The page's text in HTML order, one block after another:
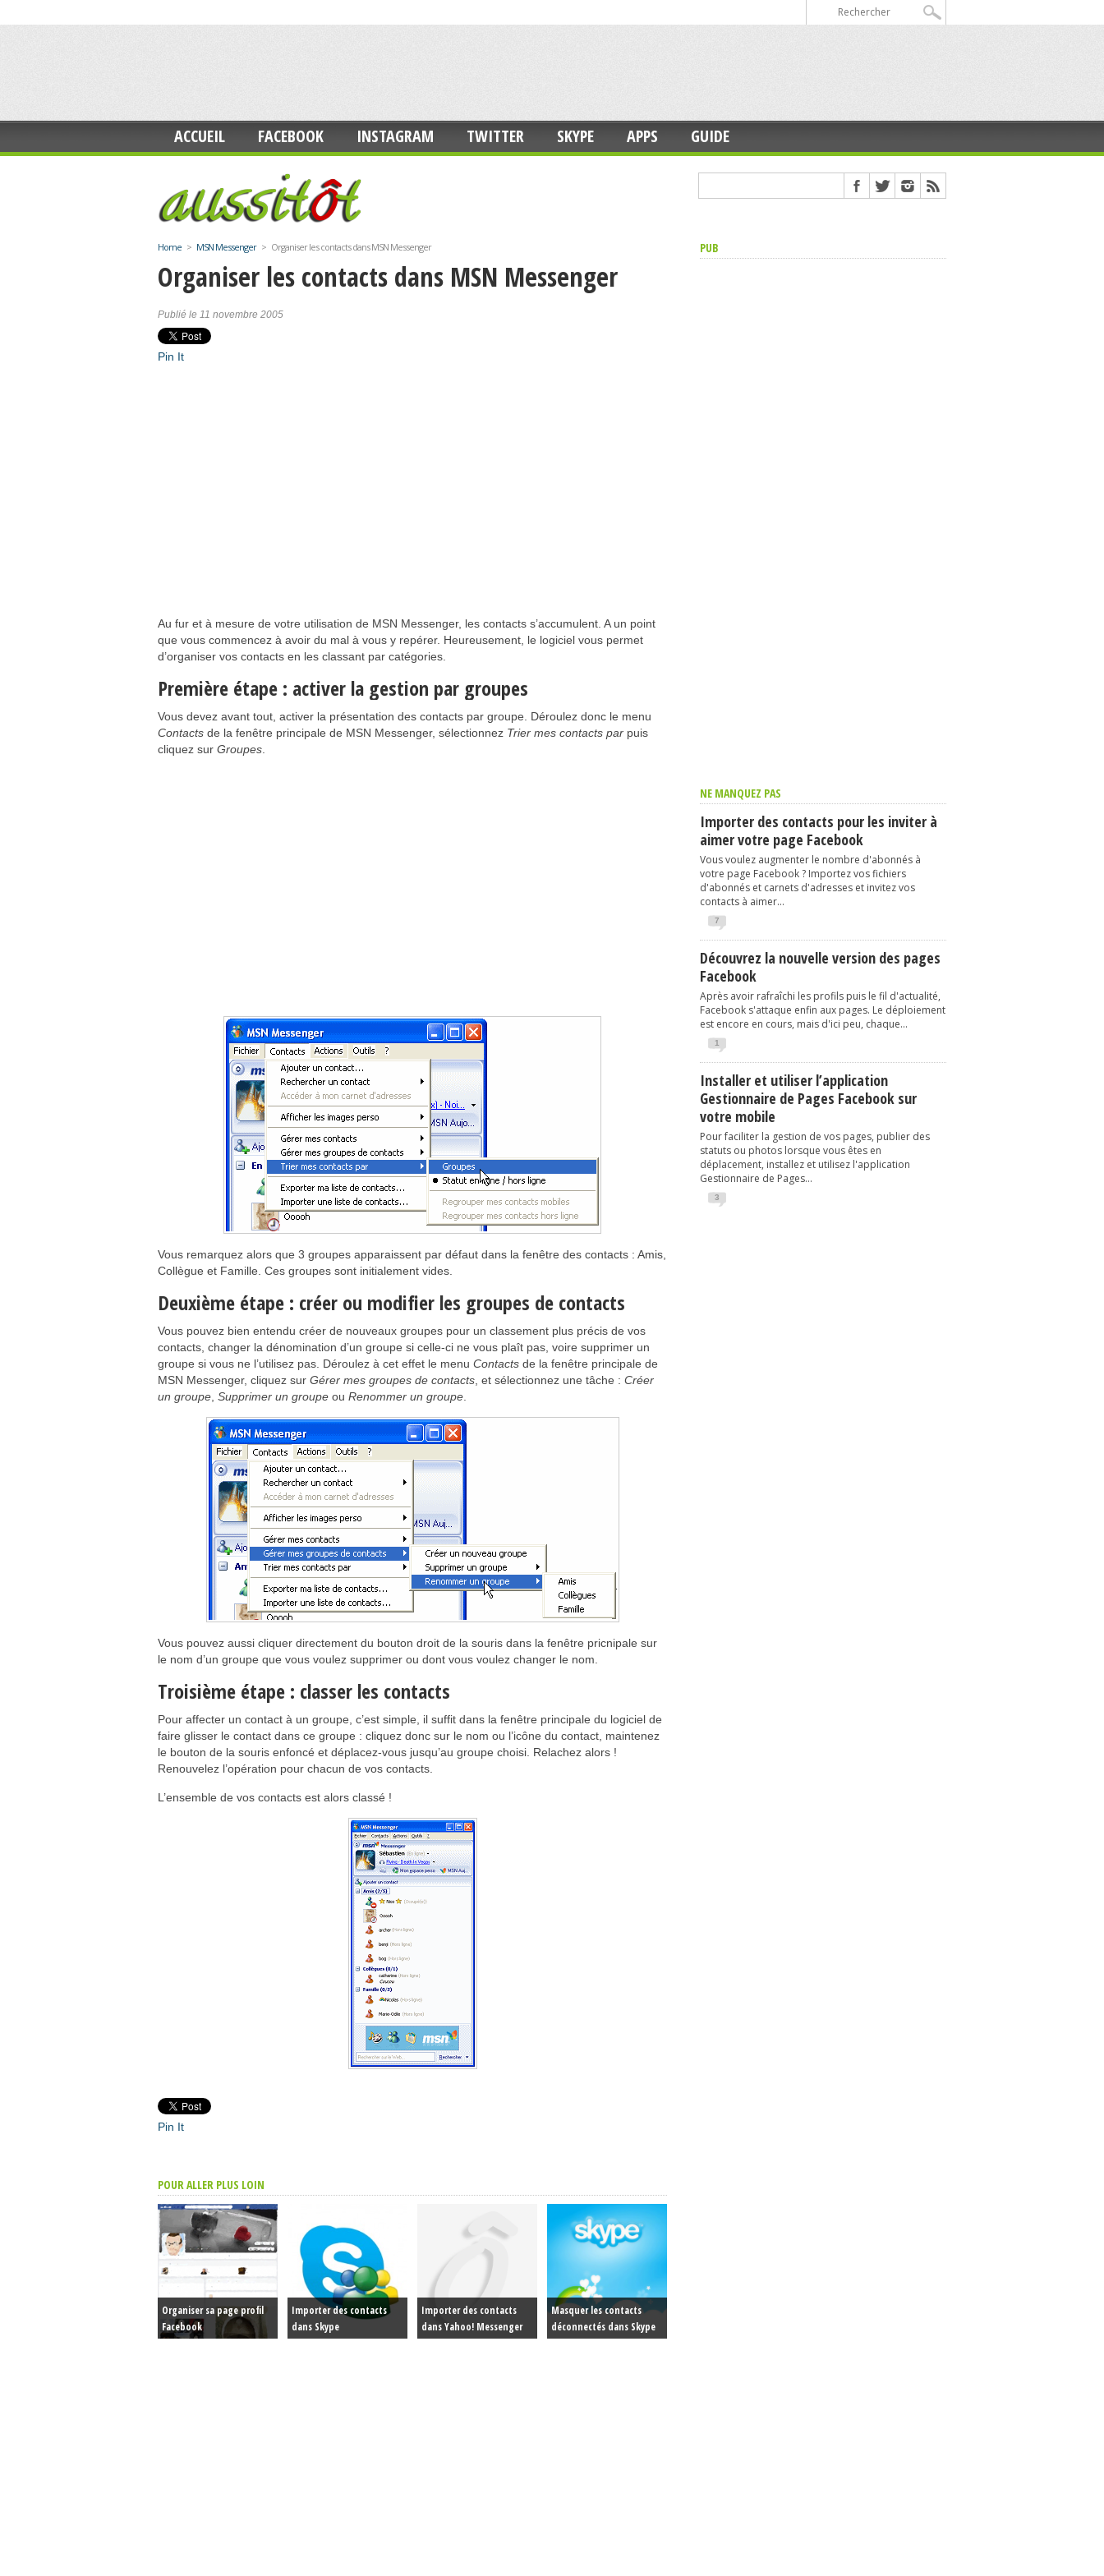
ACCUEIL FACEBOOK INSTAGRAM TWITTER SKYPE APPS GUIDE
Home > MSN Messenger> Organiser les contacts dans MSN Messenger
Organiser les contacts dans MSN Messenger
Publié le 11 novembre 2005
Pin It
Au fur et à mesure de votre utilisation de MSN Messenger, les contacts s’accumulent. A un point
que vous commencez à avoir du mal à vous y repérer. Heureusement, le logiciel vous permet
d’organiser vos contacts en les classant par catégories.
Première étape : activer la gestion par groupes
Vous devez avant tout, activer la présentation des contacts par groupe. Déroulez donc le menu
Contacts de la fenêtre principale de MSN Messenger, sélectionnez Trier mes contacts par puis
cliquez sur Groupes
Vous remarquez alors que 3 groupes apparaissent par défaut dans la fenêtre des contacts : Amis,
Collègue et Famille. Ces groupes sont initialement vides.
Deuxième étape : créer ou modifier les groupes de contacts
Vous pouvez bien entendu créer de nouveaux groupes pour un classement plus précis de vos
contacts, changer la dénomination d’un groupe si celle-ci ne vous plaît pas, voire supprimer un
groupe si vous ne l’utilisez pas. Déroulez à cet effet le menu Contacts de la fenêtre principale de
MSN Messenger, cliquez sur Gérer mes groupes de contacts , et sélectionnez une tâche : Créer
un groupe Supprimer un groupe ou Renommer un groupe
Vous pouvez aussi cliquer directement du bouton droit de la souris dans la fenêtre pricnipale sur
le nom d’un groupe que vous voulez supprimer ou dont vous voulez changer le nom.
Troisième étape : classer les contacts
Pour affecter un contact à un groupe, c’est simple, il suffit dans la fenêtre principale du logiciel de
faire glisser le contact dans ce groupe : cliquez donc sur le nom ou l’icône du contact, maintenez
le bouton de la souris enfoncé et déplacez-vous jusqu’au groupe choisi. Relachez alors !
Renouvelez l’opération pour chacun de vos contacts.
L’ensemble de vos contacts est alors classé !
Pin It
POUR ALLER PLUS LOIN
Organiser sa page profil
Facebook
Importer des contacts
dans Skype
Importer des contacts
dans Yahoo! Messenger
Masquer les contacts
déconnectés dans Skype
PUB
NE MANQUEZ PAS
Importer des contacts pour les inviter à
aimer votre page Facebook
Vous voulez augmenter le nombre d'abonnés à
votre page Facebook ? Importez vos fichiers
d'abonnés et carnets d'adresses et invitez vos
contacts à aimer...
7
Découvrez la nouvelle version des pages
Facebook
Après avoir rafraîchi les profils puis le fil d'actualité,
Facebook s'attaque enfin aux pages. Le déploiement
est encore en cours, mais d'ici peu, chaque...
1
Installer et utiliser l’application
Gestionnaire de Pages Facebook sur
votre mobile
Pour faciliter la gestion de vos pages, publier des
statuts ou photos lorsque vous êtes en
déplacement, installez et utilisez l'application
Gestionnaire de Pages...
3